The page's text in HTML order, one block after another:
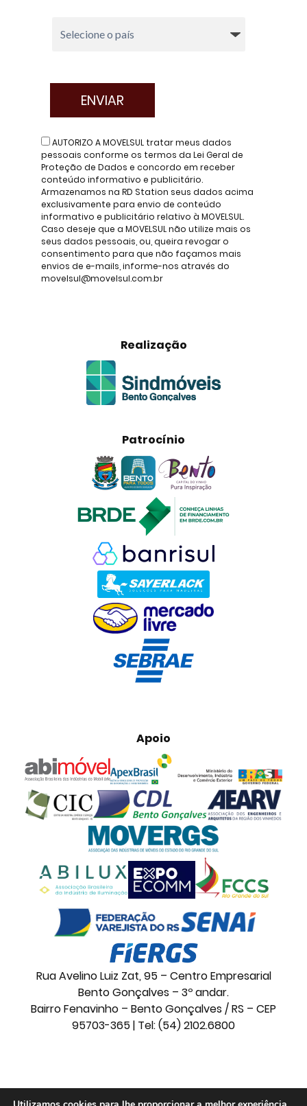
AUTORIZO A MOVELSUL tratar meus dados
pessoais conforme os termos da Lei Geral de
Proteção de Dados e concordo em receber
conteúdo informativo e publicitário.
Armazenamos na RD Station seus dados acima
exclusivamente para envio de conteúdo
informativo e publicitário relativo à MOVELSUL.
Caso deseje que a MOVELSUL não utilize mais os
seus dados pessoais, ou, queira revogar o
consentimento para que não façamos mais
envios de e-mails, informe-nos através do
movelsul@movelsul.com.br
Realização
Patrocínio
Apoio
Rua Avelino Luiz Zat, 95 – Centro Empresarial
Bento Gonçalves – 3º andar.
Bairro Fenavinho – Bento Gonçalves / RS – CEP
95703-365 | Tel: (54) 2102.6800
© 2026 Movelsul. Todos os direitos reservados.